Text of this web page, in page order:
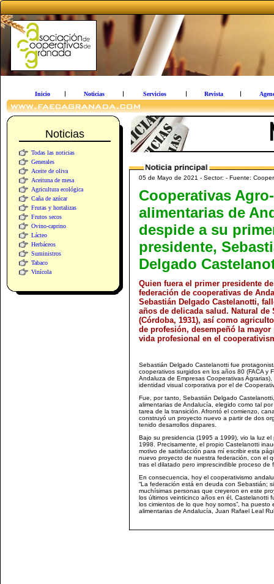
Inicio Noticias Servicios Revista
Noticias
Todas las noticias
Generales
Aceite de oliva
Aceituna de mesa
Agricultura ecológica
Caña de azúcar
Frutas y hortalizas
Frutos secos
Ovino-caprino
Lácteo
Herbáceos
Suministros
Tabaco
Vinícola
05 de Mayo de 2021 - Sector: - Fuente:
Cooperativas Agro-
alimentarias de
despide a su
presidente,
Delgado
Quien fuera el primer presidente
federación de cooperativas de
Sebastián Delgado Castelanotti,
años de delicada salud. Natural de
(Córdoba, 1931), así como
de profesión, desempeñó la mayor
vida profesional en el
Sebastián Delgado Castelanotti fue
cooperativos surgidos en los años 80 (FACA y
Andaluza de Empresas Cooperativas
identidad visual corporativa por el de
Fue, por tanto, Sebastián Delgado
alimentarias de Andalucía, elegido como tal
tarea de la transición. Afrontó el comienzo,
construyó un proyecto nuevo a partir de dos
tenido desarrollos dispares.
Bajo su presidencia (1995 a 1999), vio la luz el
1998. Precisamente, el propio Castelanotti
motivo de satisfacción para mí escribir esta
nuevo proyecto de nuestra federación, con el
tras el dilatado pero imprescindible proceso de
En consecuencia, hoy el cooperativismo
“La federación está en deuda con Sebastián;
muchísimas personas que creyeron en este
los últimos veinticinco años en él, Castelanotti
los cimientos de lo que hoy somos”, ha
alimentarias de Andalucía, Juan Rafael Leal